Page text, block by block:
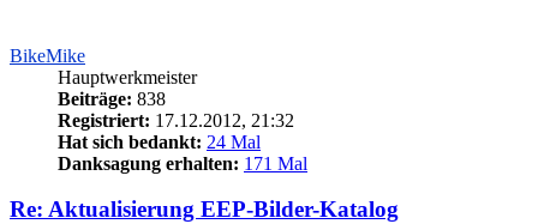
BikeMike
Hauptwerkmeister
Beiträge: 838
Registriert: 17.12.2012, 21:32
Hat sich bedankt: 24 Mal
Danksagung erhalten: 171 Mal
Re: Aktualisierung EEP-Bilder-Katalog